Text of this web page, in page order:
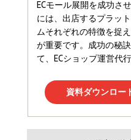
Amazonラ
￥1,980
Amazonラ
Amazonラ